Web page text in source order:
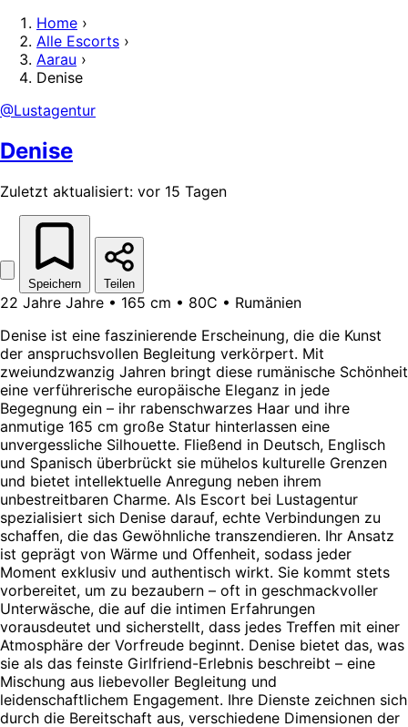
Home ›
Alle Escorts ›
Aarau ›
Denise
@Lustagentur
Denise
Zuletzt aktualisiert: vor 15 Tagen
Speichern Teilen
22 Jahre Jahre • 165 cm • 80C • Rumänien
Denise ist eine faszinierende Erscheinung, die die Kunst
der anspruchsvollen Begleitung verkörpert. Mit
zweiundzwanzig Jahren bringt diese rumänische Schönheit
eine verführerische europäische Eleganz in jede
Begegnung ein – ihr rabenschwarzes Haar und ihre
anmutige 165 cm große Statur hinterlassen eine
unvergessliche Silhouette. Fließend in Deutsch, Englisch
und Spanisch überbrückt sie mühelos kulturelle Grenzen
und bietet intellektuelle Anregung neben ihrem
unbestreitbaren Charme. Als Escort bei Lustagentur
spezialisiert sich Denise darauf, echte Verbindungen zu
schaffen, die das Gewöhnliche transzendieren. Ihr Ansatz
ist geprägt von Wärme und Offenheit, sodass jeder
Moment exklusiv und authentisch wirkt. Sie kommt stets
vorbereitet, um zu bezaubern – oft in geschmackvoller
Unterwäsche, die auf die intimen Erfahrungen
vorausdeutet und sicherstellt, dass jedes Treffen mit einer
Atmosphäre der Vorfreude beginnt. Denise bietet das, was
sie als das feinste Girlfriend-Erlebnis beschreibt – eine
Mischung aus liebevoller Begleitung und
leidenschaftlichem Engagement. Ihre Dienste zeichnen sich
durch die Bereitschaft aus, verschiedene Dimensionen der